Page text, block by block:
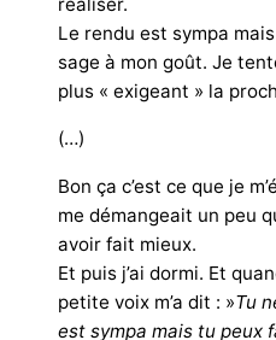
Le rendu est sympa
sage à mon goût. Je
plus « exigeant » la
(…)
Bon ça c’est ce que je
me démangeait un peu
avoir fait mieux.
Et puis j’ai dormi. Et
petite voix m’a dit : »Tu
est sympa mais tu peux